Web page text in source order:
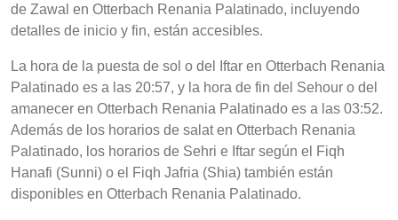
de Zawal en Otterbach Renania Palatinado, incluyendo
detalles de inicio y fin, están accesibles.
La hora de la puesta de sol o del Iftar en Otterbach Renania
Palatinado es a las 20:57, y la hora de fin del Sehour o del
amanecer en Otterbach Renania Palatinado es a las 03:52.
Además de los horarios de salat en Otterbach Renania
Palatinado, los horarios de Sehri e Iftar según el Fiqh
Hanafi (Sunni) o el Fiqh Jafria (Shia) también están
disponibles en Otterbach Renania Palatinado.